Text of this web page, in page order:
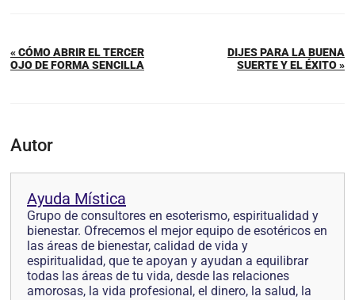
« CÓMO ABRIR EL TERCER
OJO DE FORMA SENCILLA
DIJES PARA LA BUENA
SUERTE Y EL ÉXITO »
Autor
Ayuda Mística
Grupo de consultores en esoterismo, espiritualidad y
bienestar. Ofrecemos el mejor equipo de esotéricos en
las áreas de bienestar, calidad de vida y
espiritualidad, que te apoyan y ayudan a equilibrar
todas las áreas de tu vida, desde las relaciones
amorosas, la vida profesional, el dinero, la salud, la